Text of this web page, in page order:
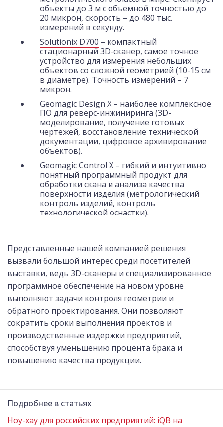
объекты до 3 м с объемной точностью до
20 микрон, скорость – до 480 тыс.
измерений в секунду.
Solutionix D700 – компактный
стационарный 3D-сканер, самое точное
устройство для измерения небольших
объектов со сложной геометрией (10-15 см
в диаметре). Точность измерений – 7
микрон.
Geomagic Design X – наиболее комплексное
ПО для реверс-инжиниринга (3D-
моделирование, получение готовых
чертежей, восстановление технической
документации, цифровое архивирование
объектов).
Geomagic Control X – гибкий и интуитивно
понятный программный продукт для
обработки скана и анализа качества
поверхности изделия (метрологический
контроль изделий, контроль
технологической оснастки).
Представленные нашей компанией решения
вызвали большой интерес среди посетителей
выставки, ведь 3D-сканеры и специализированное
программное обеспечение на новом уровне
выполняют задачи контроля геометрии и
обратного проектирования. Они позволяют
сократить сроки выполнения проектов и
производственные издержки предприятий,
способствуя уменьшению процента брака и
повышению качества продукции.
Подробнее в статьях
Ноу-хау для российских предприятий: iQB на